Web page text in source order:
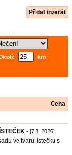
Přidat inzerát
km
Cena
- [7.8. 2026]
ve tvaru lístečku s